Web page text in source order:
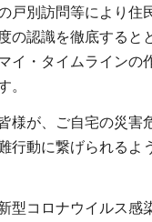
戸別訪問等により住
の認識を徹底すると
イ・タイムラインの
。
様が、ご自宅の災害
行動に繋げられるよ
型コロナウイルス感